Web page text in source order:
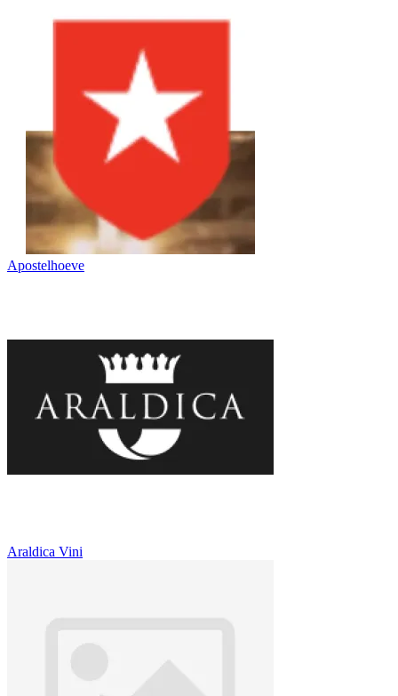
Apostelhoeve
Araldica Vini